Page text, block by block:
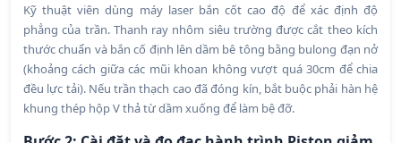
Kỹ thuật viên dùng máy laser bắn cốt cao độ để xác định độ
phẳng của trần. Thanh ray nhôm siêu trường được cắt theo kích
thước chuẩn và bắn cố định lên dầm bê tông bằng bulong đạn nở
(khoảng cách giữa các mũi khoan không vượt quá 30cm để chia
đều lực tải). Nếu trần thạch cao đã đóng kín, bắt buộc phải hàn hệ
khung thép hộp V thả từ dầm xuống để làm bệ đỡ.